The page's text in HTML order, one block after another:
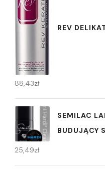
REV
88,43zł
SEMILAC
BUDUJĄCY
25,49zł